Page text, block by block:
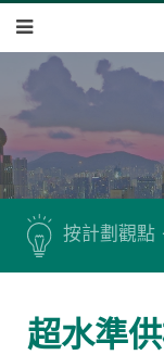
按計劃觀點
超水準